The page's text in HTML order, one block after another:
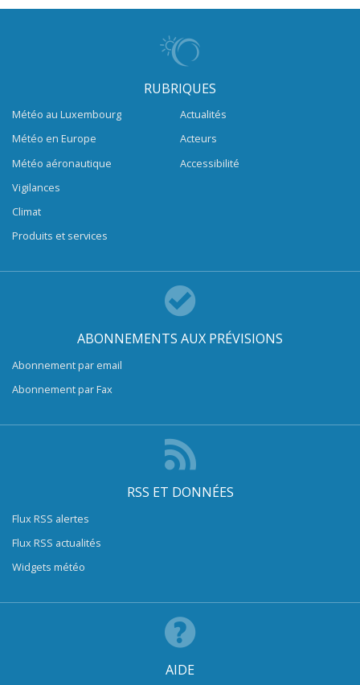
RUBRIQUES
Météo au Luxembourg
Météo en Europe
Météo aéronautique
Vigilances
Climat
Produits et services
Actualités
Acteurs
Accessibilité
ABONNEMENTS AUX PRÉVISIONS
Abonnement par email
Abonnement par Fax
RSS ET DONNÉES
Flux RSS alertes
Flux RSS actualités
Widgets météo
AIDE